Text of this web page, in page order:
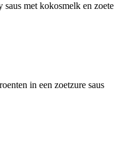
met kokosmelk en zoete
in een zoetzure saus